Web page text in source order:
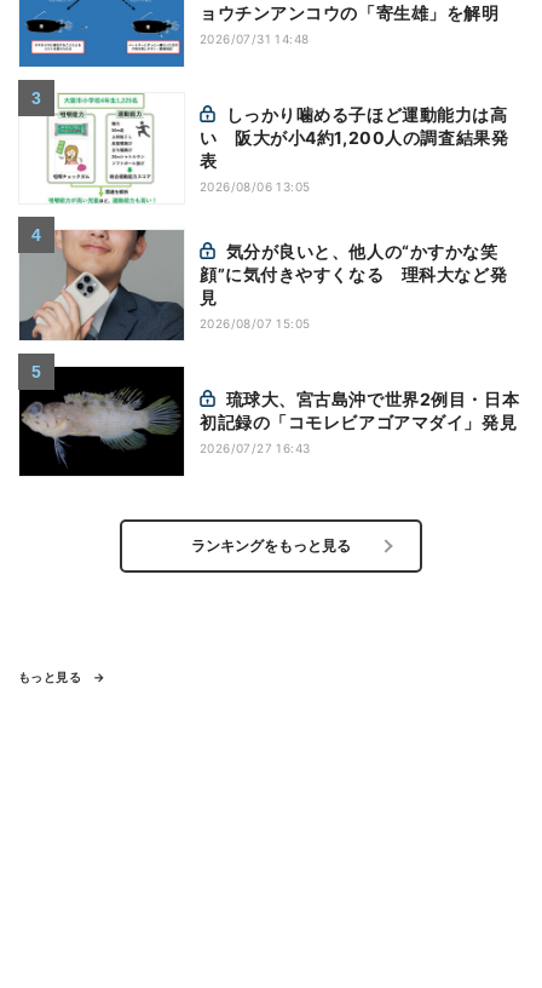
ョウチンアンコウの「寄生雄」を解明
2026/07/31 14:48
い 阪大が小4約1,200人の調査結果発
表
2026/08/06 13:05
顔”に気付きやすくなる 理科大など発
見
2026/08/07 15:05
初記録の「コモレビアゴアマダイ」発見
2026/07/27 16:43
ランキングをもっと見る
もっと見る